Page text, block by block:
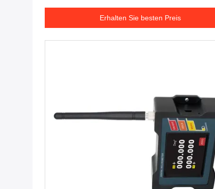
Erhalten Sie besten Preis